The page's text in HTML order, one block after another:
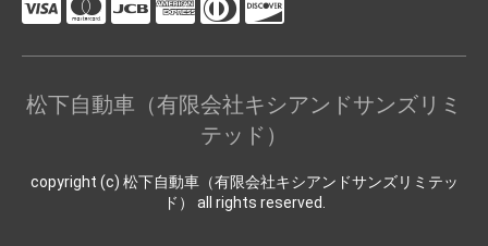
松下自動車（有限会社キシアンドサンズリミ
テッド）
copyright (c) 松下自動車（有限会社キシアンドサンズリミテッ
ド） all rights reserved.